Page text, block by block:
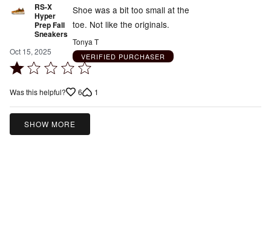
RS-X
Hyper
Prep Fall
Sneakers
Oct 15, 2025
Rated
out
of
Shoe was a bit too small at the
toe. Not like the originals.
Tonya T
VERIFIED PURCHASER
Was this helpful? 6 1
SHOW MORE